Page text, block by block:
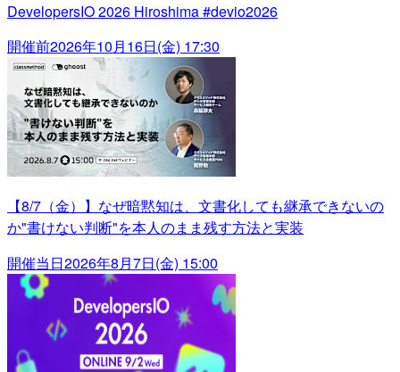
DevelopersIO 2026 Hiroshima #devio2026
開催前2026年10月16日(金) 17:30
【8/7（金）】なぜ暗黙知は、文書化しても継承できないの
か"書けない判断"を本人のまま残す方法と実装
開催当日2026年8月7日(金) 15:00